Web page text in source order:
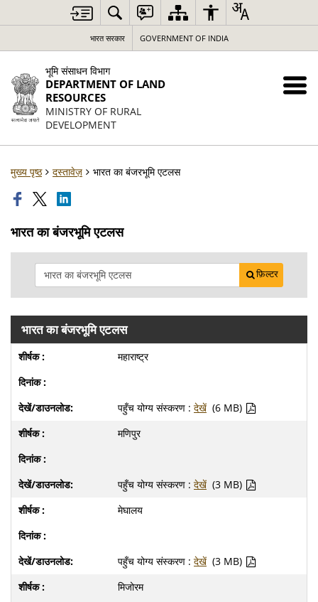
भारत सरकार GOVERNMENT OF INDIA
भूमि संसाधन विभाग
DEPARTMENT OF LAND
RESOURCES
MINISTRY OF RURAL
DEVELOPMENT
मुख्य पृष्ठ दस्तावेज़ भारत का बंजरभूमि एटलस
भारत का बंजरभूमि एटलस
फ़िल्टर
भारत का बंजरभूमि एटलस
महाराष्ट्र
पहुँच योग्य संस्करण : देखें (6 MB)
मणिपुर
पहुँच योग्य संस्करण : देखें (3 MB)
मेघालय
पहुँच योग्य संस्करण : देखें (3 MB)
मिजोरम